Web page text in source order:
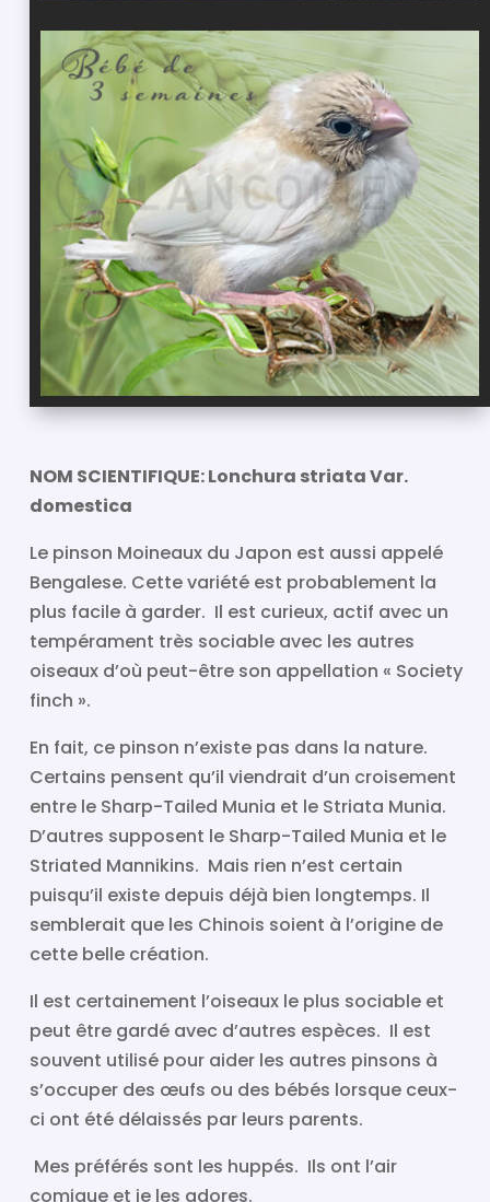
NOM SCIENTIFIQUE: Lonchura striata Var.
domestica
Le pinson Moineaux du Japon est aussi appelé
Bengalese. Cette variété est probablement la
plus facile à garder. Il est curieux, actif avec un
tempérament très sociable avec les autres
oiseaux d’où peut-être son appellation « Society
finch ».
En fait, ce pinson n’existe pas dans la nature.
Certains pensent qu’il viendrait d’un croisement
entre le Sharp-Tailed Munia et le Striata Munia.
D’autres supposent le Sharp-Tailed Munia et le
Striated Mannikins. Mais rien n’est certain
puisqu’il existe depuis déjà bien longtemps. Il
semblerait que les Chinois soient à l’origine de
cette belle création.
Il est certainement l’oiseaux le plus sociable et
peut être gardé avec d’autres espèces. Il est
souvent utilisé pour aider les autres pinsons à
s’occuper des œufs ou des bébés lorsque ceux-
ci ont été délaissés par leurs parents.
Mes préférés sont les huppés. Ils ont l’air
comique et je les adores.